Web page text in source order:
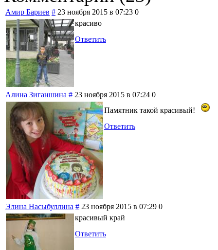
Амир Бариев # 23 ноября 2015 в 07:23 0
красиво
Ответить
Алина Зиганшина # 23 ноября 2015 в 07:24 0
Памятник такой красивый!
Ответить
Элина Насыбуллина # 23 ноября 2015 в 07:29 0
красивый край
Ответить